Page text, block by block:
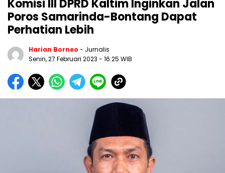
Komisi III DPRD Kaltim Inginkan Jalan
Poros Samarinda-Bontang Dapat
Perhatian Lebih
Harian Borneo - Jurnalis
Senin, 27 Februari 2023 - 16:25 WIB